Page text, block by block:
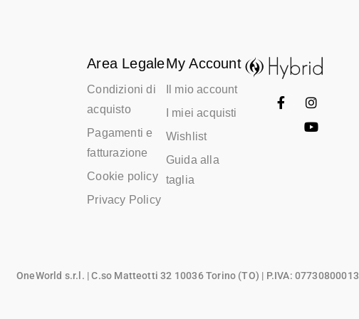
Area Legale
Condizioni di
acquisto
Pagamenti e
fatturazione
Cookie policy
Privacy Policy
My Account
Il mio account
I miei acquisti
Wishlist
Guida alla
taglia
OneWorld s.r.l. | C.so Matteotti 32 10036 Torino (TO) | P.IVA: 07730800013